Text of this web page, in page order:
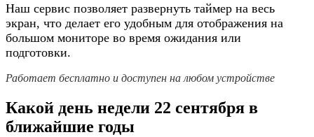
Наш сервис позволяет развернуть таймер на весь
экран, что делает его удобным для отображения на
большом мониторе во время ожидания или
подготовки.
Работает бесплатно и доступен на любом устройстве
Какой день недели 22 сентября в
ближайшие годы